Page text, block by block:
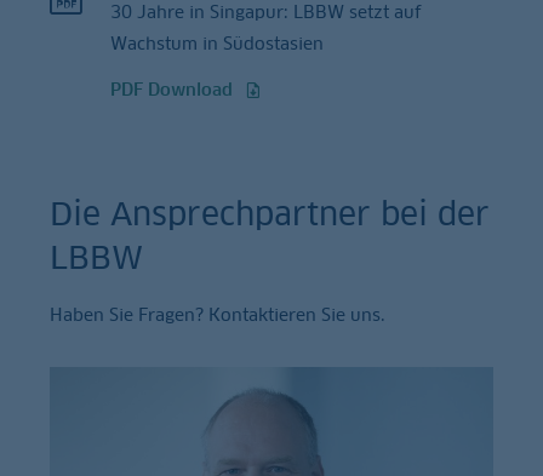
30 Jahre in Singapur: LBBW setzt auf
Wachstum in Südostasien
PDF Download
Die Ansprechpartner bei der
LBBW
Haben Sie Fragen? Kontaktieren Sie uns.